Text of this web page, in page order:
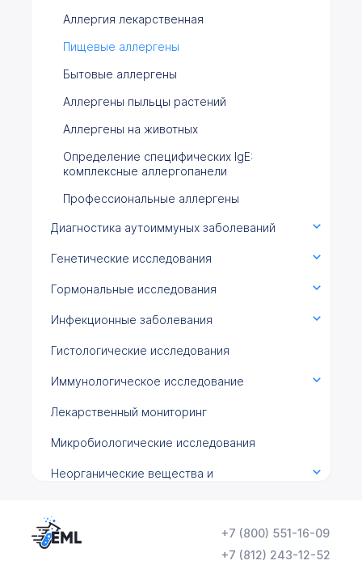
Аллергия лекарственная
Пищевые аллергены
Бытовые аллергены
Аллергены пыльцы растений
Аллергены на животных
Определение специфических IgE:
комплексные аллергопанели
Профессиональные аллергены
Диагностика аутоиммуных заболеваний
Генетические исследования
Гормональные исследования
Инфекционные заболевания
Гистологические исследования
Иммунологическое исследование
Лекарственный мониторинг
Микробиологические исследования
Неорганические вещества и
Общеклинические исследования
+7 (800) 551-16-09
+7 (812) 243-12-52